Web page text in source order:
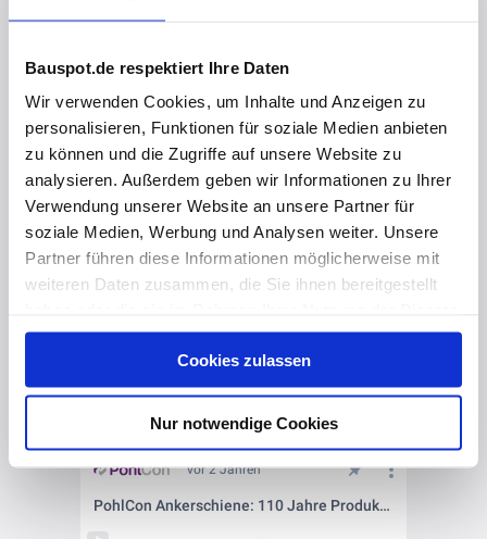
Bauspot.de respektiert Ihre Daten
Wir verwenden Cookies, um Inhalte und Anzeigen zu
personalisieren, Funktionen für soziale Medien anbieten
zu können und die Zugriffe auf unsere Website zu
analysieren. Außerdem geben wir Informationen zu Ihrer
Verwendung unserer Website an unsere Partner für
soziale Medien, Werbung und Analysen weiter. Unsere
Partner führen diese Informationen möglicherweise mit
weiteren Daten zusammen, die Sie ihnen bereitgestellt
gesammelt haben. Hier finden Sie Informationen zum
und unserImpressum.
Cookies zulassen
Nur notwendige Cookies
vor 2 Jahren
PohlCon Ankerschiene: 110 Jahre Produkt 1. Wahl